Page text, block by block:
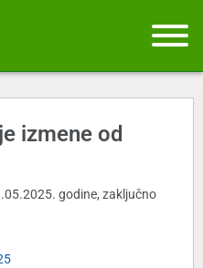
izmene od
godine, zaključno